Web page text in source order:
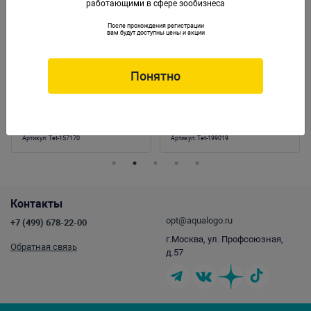
Артикул:Tet-157170 Артикул:Tet-199019
Контакты
+7 (499) 678-22-00
Обратная связь
opt@aqualogo.ru
г.Москва, ул. Профсоюзная,
д.57
работающими в сфере зообизнеса
После прохождения регистрации
вам будут доступны цены и акции
Понятно